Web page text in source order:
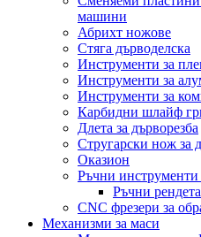
машини
Абрихт ножове
Стяга дърводелска
Инструменти за
Инструменти за
Инструменти за
Карбидни шлайф
Длета за дърворезба
Стругарски нож за
Оказион
Ръчни инструменти
Ръчни рендета
CNC фрезери за
Механизми за маси